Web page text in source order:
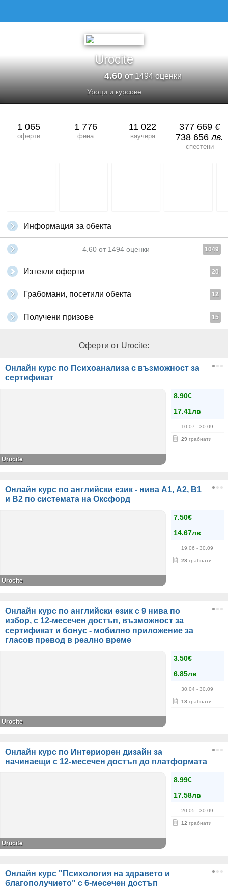
Urocite
4.60от 1494 оценки
Уроци и курсове
1 065
оферти
1 776
фена
11 022
ваучера
377 669 €
738 656лв.
спестени
Информация за обекта
4.60 от 1494 оценки 1049
Изтекли оферти 20
Грабомани, посетили обекта 12
Получени призове 15
Оферти от Urocite:
Онлайн курс по Психоанализа с възможност за
сертификат
8.90€
17.41лв
10.07 - 30.09
29 грабнати
Urocite
Онлайн курс по английски език - нива А1, А2, В1
и В2 по системата на Оксфорд
7.50€
14.67лв
19.06 - 30.09
28 грабнати
Urocite
Онлайн курс по английски език с 9 нива по
избор, с 12-месечен достъп, възможност за
сертификат и бонус - мобилно приложение за
гласов превод в реално време
3.50€
6.85лв
30.04 - 30.09
18 грабнати
Urocite
Онлайн курс по Интериорен дизайн за
начинаещи с 12-месечен достъп до платформата
8.99€
17.58лв
20.05 - 30.09
12 грабнати
Urocite
Онлайн курс "Психология на здравето и
благополучието" с 6-месечен достъп